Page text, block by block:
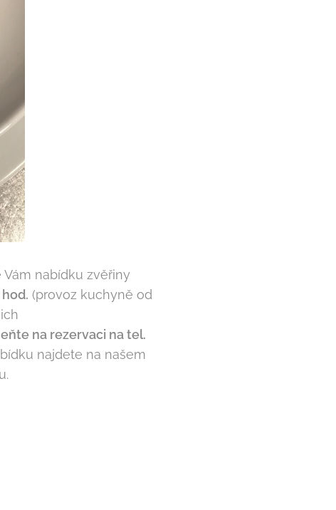
nabídku zvěřiny
hod. (provoz kuchyně od
na rezervaci na tel.
najdete na našem